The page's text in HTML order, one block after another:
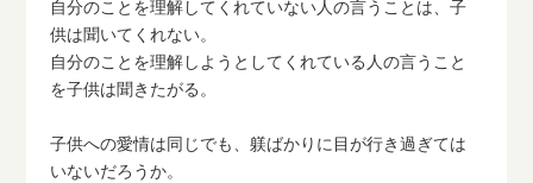
自分のことを理解してくれていない人の言うことは、子
供は聞いてくれない。
自分のことを理解しようとしてくれている人の言うこと
を子供は聞きたがる。
子供への愛情は同じでも、躾ばかりに目が行き過ぎては
いないだろうか。